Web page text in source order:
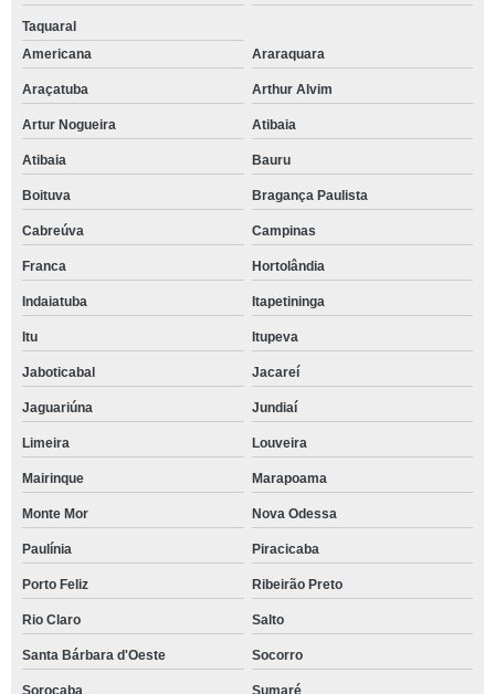
Taquaral
Americana
Araraquara
Araçatuba Arthur Alvim
Artur Nogueira Atibaia
Atibaia Bauru
Boituva Bragança Paulista
Cabreúva Campinas
Franca Hortolândia
Indaiatuba Itapetininga
Itu Itupeva
Jaboticabal Jacareí
Jaguariúna Jundiaí
Limeira Louveira
Mairinque Marapoama
Monte Mor Nova Odessa
Paulínia Piracicaba
Porto Feliz Ribeirão Preto
Rio Claro Salto
Santa Bárbara d'Oeste Socorro
Sorocaba Sumaré